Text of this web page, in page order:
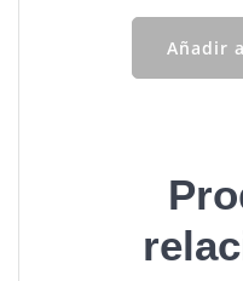
Añadir